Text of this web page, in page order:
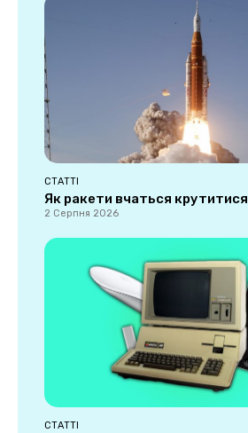
СТАТТІ
Як ракети вчаться крутитися
2 Серпня 2026
СТАТТІ